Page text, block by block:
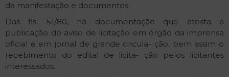
da manifestação e documentos.
Das fls. 51/80, há documentação que atesta a
publicação do aviso de licitação em órgão da imprensa
oficial e em jornal de grande circula- ção, bem assim o
recebimento do edital de licita- ção pelos licitantes
interessados.